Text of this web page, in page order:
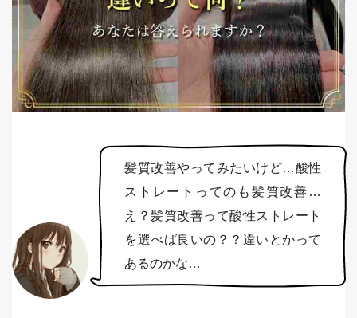
髪質改善やってみたいけど…酸性
ストレートってのも髪質改善…
え？髪質改善って酸性ストレート
を選べば良いの？？違いとかって
あるのかな…